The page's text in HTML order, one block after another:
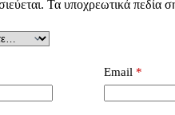
Τα υποχρεωτικά πεδία
Email *